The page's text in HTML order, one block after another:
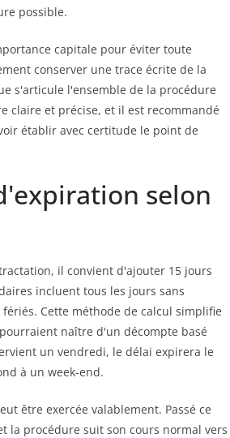
possible.
capitale pour éviter toute
conserver une trace écrite de la
s'articule l'ensemble de la procédure
claire et précise, et il est recommandé
établir avec certitude le point de
selon
il convient d'ajouter 15 jours
incluent tous les jours sans
Cette méthode de calcul simplifie
naître d'un décompte basé
un vendredi, le délai expirera le
à un week-end.
être exercée valablement. Passé ce
la procédure suit son cours normal vers